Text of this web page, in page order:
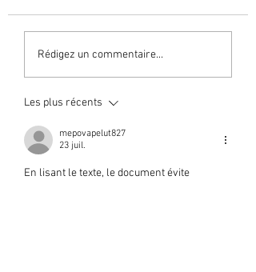
Rédigez un commentaire...
Les plus récents
mepovapelut827
23 juil.
En lisant le texte, le document évite